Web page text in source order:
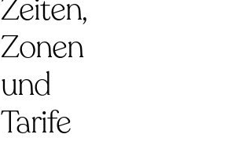
Zeiten,
Zonen
und
Tarife